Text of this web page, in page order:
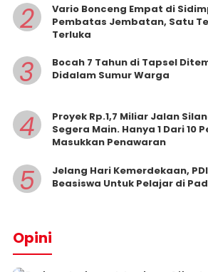
2
Vario Bonceng Empat di
Pembatas Jembatan, Satu
Terluka
3
Bocah 7 Tahun di Tapsel
Didalam Sumur Warga
4
Proyek Rp.1,7 Miliar Jalan
Segera Main. Hanya 1 Dari 10
Masukkan Penawaran
5
Jelang Hari Kemerdekaan,
Beasiswa Untuk Pelajar di
Opini